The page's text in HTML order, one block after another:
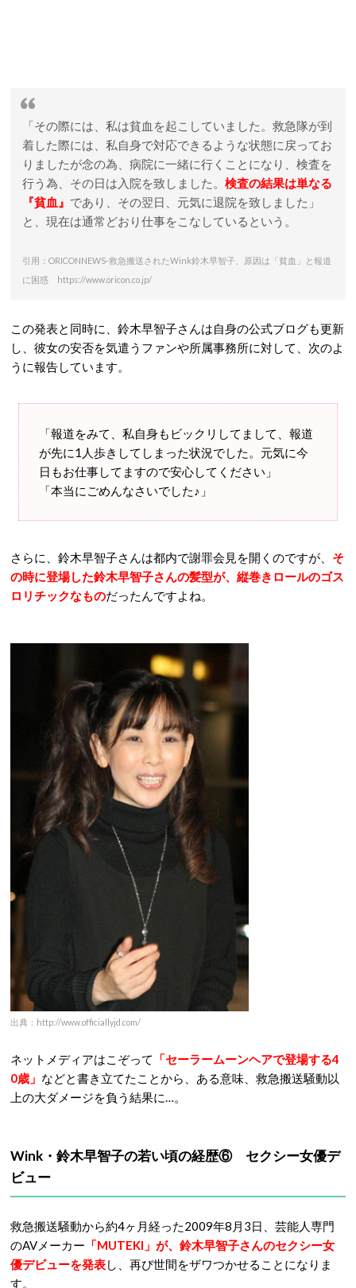
「その際には、私は貧血を起こしていました。救急隊が到
着した際には、私自身で対応できるような状態に戻ってお
りましたが念の為、病院に一緒に行くことになり、検査を
行う為、その日は入院を致しました。 検査の結果は単なる
『貧血』 であり、その翌日、元気に退院を致しました」
と、現在は通常どおり仕事をこなしているという。
引用：ORICONNEWS-救急搬送されたWink鈴木早智子、原因は「貧血」と報道
に困惑 https://www.oricon.co.jp/
この発表と同時に、鈴木早智子さんは自身の公式ブログも更新
し、彼女の安否を気遣うファンや所属事務所に対して、次のよ
うに報告しています。
「報道をみて、私自身もビックリしてまして、報道
が先に1人歩きしてしまった状況でした。元気に今
日もお仕事してますので安心してください」
「本当にごめんなさいでした♪」
さらに、鈴木早智子さんは都内で謝罪会見を開くのですが、 そ
の時に登場した鈴木早智子さんの髪型が、縦巻きロールのゴス
ロリチックなものだったんですよね。
出典：http://www.officiallyjd.com/
ネットメディアはこぞって
「セーラームーンヘアで登場する4
0歳」 などと書き立てたことから、ある意味、救急搬送騒動以
上の大ダメージを負う結果に…。
Wink・鈴木早智子の若い頃の経歴⑥ セクシー女優デ
ビュー
救急搬送騒動から約4ヶ月経った2009年8月3日、芸能人専門
のAVメーカー 「MUTEKI」が、鈴木早智子さんのセクシー女
優デビューを発表し、再び世間をザワつかせることになりま
す。